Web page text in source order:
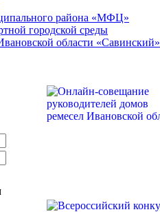
района «МФЦ»
городской среды
области «Савинский»